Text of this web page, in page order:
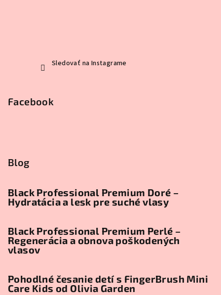
Sledovať na Instagrame
Facebook
Blog
Black Professional Premium Doré –
Hydratácia a lesk pre suché vlasy
Black Professional Premium Perlé –
Regenerácia a obnova poškodených
vlasov
Pohodlné česanie detí s FingerBrush Mini
Care Kids od Olivia Garden